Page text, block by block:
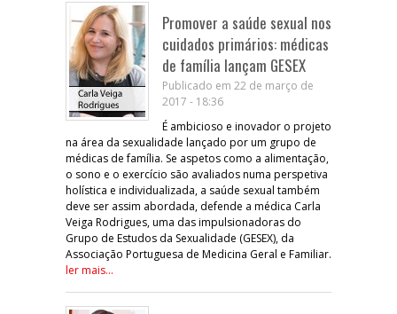
Promover a saúde sexual nos
cuidados primários: médicas
de família lançam GESEX
Publicado em 22 de março de
2017 - 18:36
É ambicioso e inovador o projeto
na área da sexualidade lançado por um grupo de
médicas de família. Se aspetos como a alimentação,
o sono e o exercício são avaliados numa perspetiva
holística e individualizada, a saúde sexual também
deve ser assim abordada, defende a médica Carla
Veiga Rodrigues, uma das impulsionadoras do
Grupo de Estudos da Sexualidade (GESEX), da
Associação Portuguesa de Medicina Geral e Familiar.
ler mais...